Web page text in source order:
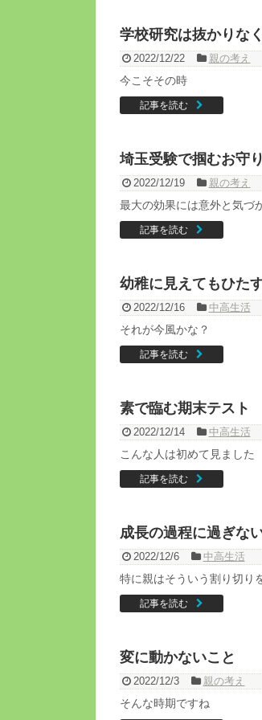
学校研究は抜かりなく
2022/12/22 親の考え
今こそその時
記事を読む
埼玉受験で掴むお守り
2022/12/19 親の考え
最大の効果には意外と気づ
記事を読む
幼稚に見えてもひた
2022/12/16 中高生活
それが今風かな？
記事を読む
素で臨む期末テスト
2022/12/14 中高生活
こんな人は初めて見ました
記事を読む
成長の過程に過ぎな
2022/12/6 中高生活
特に親はそういう割り切り
記事を読む
変に動かないこと
2022/12/3 親の考え
そんな時期ですね